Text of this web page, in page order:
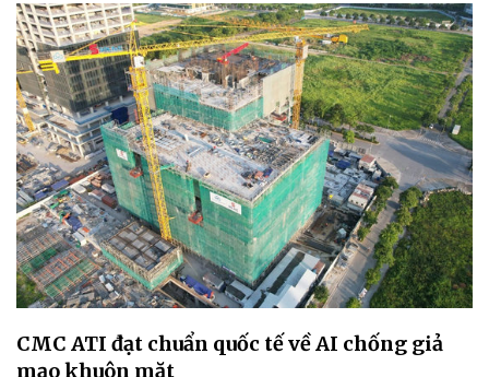
CMC ATI đạt chuẩn quốc tế về AI chống giả
mạo khuôn mặt